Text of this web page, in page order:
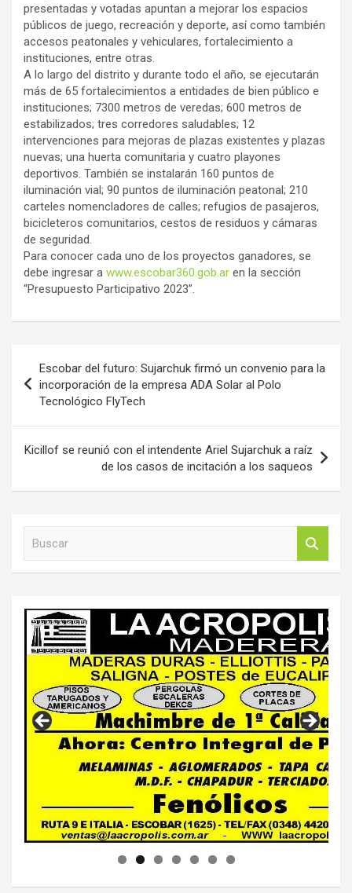
presentadas y votadas apuntan a mejorar los espacios
públicos de juego, recreación y deporte, así como también
accesos peatonales y vehiculares, fortalecimiento a
instituciones, entre otras.
A lo largo del distrito y durante todo el año, se ejecutarán
más de 65 fortalecimientos a entidades de bien público e
instituciones; 7300 metros de veredas; 600 metros de
estabilizados; tres corredores saludables; 12
intervenciones para mejoras de plazas existentes y plazas
nuevas; una huerta comunitaria y cuatro playones
deportivos. También se instalarán 160 puntos de
iluminación vial; 90 puntos de iluminación peatonal; 210
carteles nomencladores de calles; refugios de pasajeros,
bicicleteros comunitarios, cestos de residuos y cámaras
de seguridad.
Para conocer cada uno de los proyectos ganadores, se
debe ingresar a www.escobar360.gob.ar en la sección
“Presupuesto Participativo 2023”.
de
entradas
Escobar del futuro: Sujarchuk firmó un convenio para la
incorporación de la empresa ADA Solar al Polo
Tecnológico FlyTech
Kicillof se reunió con el intendente Ariel Sujarchuk a raíz
de los casos de incitación a los saqueos
r